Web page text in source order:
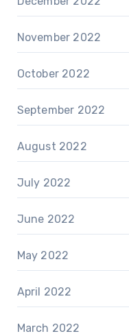
November 2022
October 2022
September 2022
August 2022
July 2022
June 2022
May 2022
April 2022
March 2022